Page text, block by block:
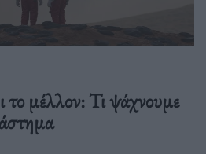
μέλλον: Τι ψάχνουμε